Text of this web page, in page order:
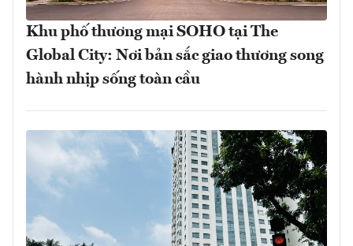
Khu phố thương mại SOHO tại The
Global City: Nơi bản sắc giao thương song
hành nhịp sống toàn cầu